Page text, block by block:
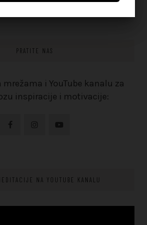
PRATITE NAS
i YouTube kanalu za
inspiracije i motivacije:
NA YOUTUBE KANALU